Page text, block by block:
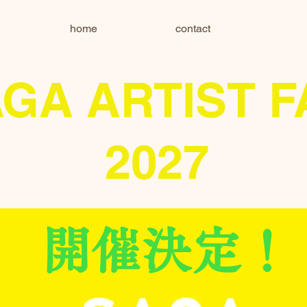
home contact
ARTIST
2027
​開催決定！